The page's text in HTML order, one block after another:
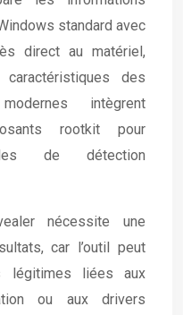
standard avec
direct au matériel,
des
intègrent
rootkit pour
de détection
nécessite une
car l’outil peut
légitimes liées aux
ou aux drivers